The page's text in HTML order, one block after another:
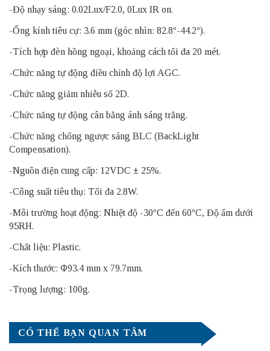
-Độ nhạy sáng: 0.02Lux/F2.0, 0Lux IR on.
-Ống kính tiêu cự: 3.6 mm (góc nhìn: 82.8º-44.2º).
-Tích hợp đèn hồng ngoại, khoảng cách tối đa 20 mét.
-Chức năng tự động điều chỉnh độ lợi AGC.
-Chức năng giảm nhiễu số 2D.
-Chức năng tự động cân bằng ánh sáng trắng.
-Chức năng chống ngược sáng BLC (BackLight
Compensation).
-Nguồn điện cung cấp: 12VDC ± 25%.
-Công suất tiêu thụ: Tối đa 2.8W.
-Môi trường hoạt động: Nhiệt độ -30ºC đến 60ºC, Độ ẩm dưới
95RH.
-Chất liệu: Plastic.
-Kích thước: Φ93.4 mm x 79.7mm.
-Trọng lượng: 100g.
CÓ THỂ BẠN QUAN TÂM